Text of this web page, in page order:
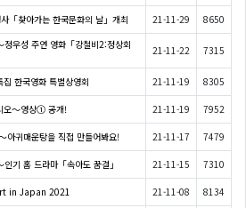
「찾아가는 한국문화의 날」개최 21-11-29 8650
정우성 주연 영화「강철비2:정상회
21-11-22 7315
한국영화 특별상영회 21-11-19 8305
오～영상① 공개! 21-11-19 7952
아귀매운탕을 직접 만들어봐요! 21-11-17 7479
인기 홈 드라마「속아도 꿈결」 21-11-15 7310
in Japan 2021 21-11-08 8134